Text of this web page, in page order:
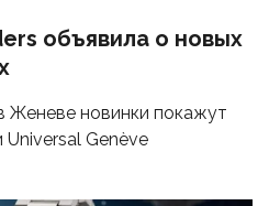
объявила о новых
Женеве новинки покажут
Universal Genève